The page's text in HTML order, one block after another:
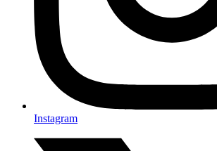
Instagram